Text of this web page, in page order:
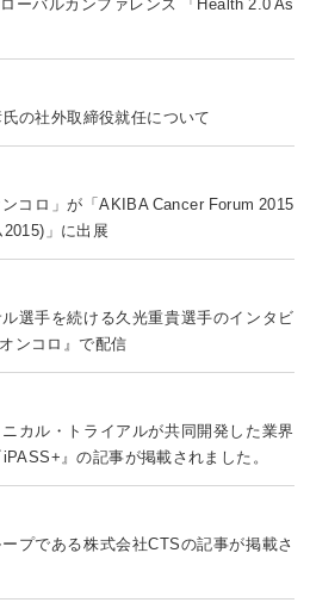
ーバルカンファレンス 「Health 2.0 As
の社外取締役就任について
コロ」が「AKIBA Cancer Forum 2015
」に出展
選手を続ける久光重貴選手のインタビ
ンコロ』で配信
カル・トライアルが共同開発した業界
』の記事が掲載されました。
プである株式会社CTSの記事が掲載さ